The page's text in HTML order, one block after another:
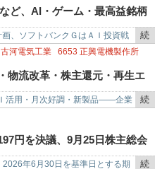
記
事
ど、AI・ゲーム・最高益銘柄
、ソフトバンクＧはＡＩ投資戦
企業の決算では、ＡＩ・データ
続
記
事
古河電気工業 6653 正興電機製作所
物流改革・株主還元・再生エ
ぐ
活用・月次好調・新製品――企業
ＪＸ金属＜５０１６＞（東証プ
続
記
事
円を決議、9月25日株主総会
年6月30日を基準日とする期 続